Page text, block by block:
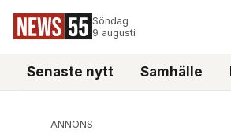
Söndag
9 augusti
Senaste nytt Samhälle
ANNONS